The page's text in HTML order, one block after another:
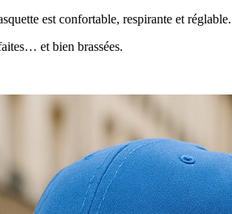
est confortable, respirante et
et bien brassées.